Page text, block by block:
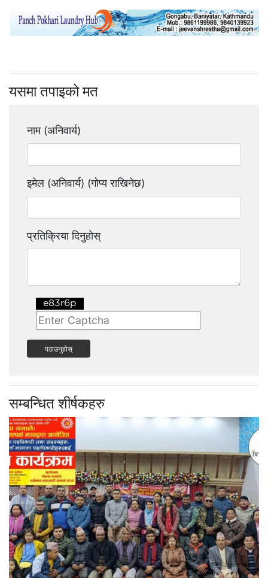
यसमा तपाइको मत
नाम (अनिवार्य)
इमेल (अनिवार्य) (गोप्य राखिनेछ)
प्रतिक्रिया दिनुहोस्
पठाउनुहोस्
सम्बन्धित शीर्षकहरु